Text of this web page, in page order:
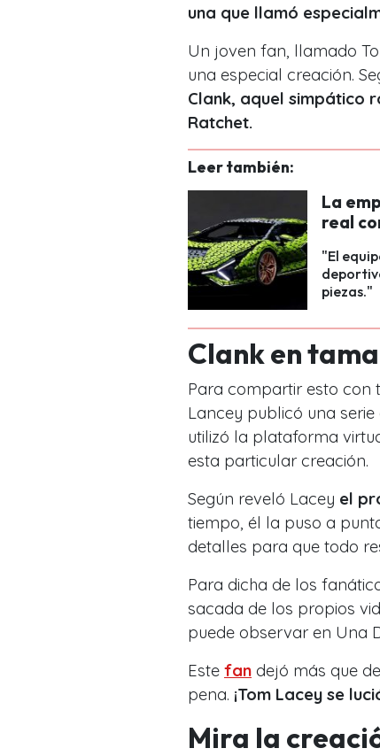
una que llamó
Un joven fan, llamado
una especial creación.
Clank, aquel simpático
Ratchet.
Leer también:
La
real
"El
piezas."
Clank en
Para compartir esto con
Lancey publicó una serie
utilizó la plataforma
esta particular creación.
Según reveló Lacey el
tiempo, él la puso a
detalles para que todo
Para dicha de los
sacada de los propios
puede observar en Una
Este fan dejó más que
pena. ¡Tom Lacey se
Mira la